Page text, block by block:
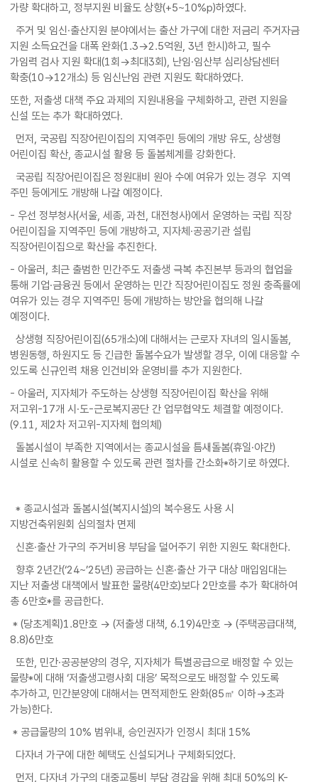
가량 확대하고, 정부지원 비율도 상향(+5~10%p)하였다.
주거 및 임신·출산지원 분야에서는 출산 가구에 대한 저금리 주거자금
지원 소득요건을 대폭 완화(1.3→2.5억원, 3년 한시)하고, 필수
가임력 검사 지원 확대(1회→최대3회), 난임·임산부 심리상담센터
확충(10→12개소) 등 임신난임 관련 지원도 확대하였다.
또한, 저출생 대책 주요 과제의 지원내용을 구체화하고, 관련 지원을
신설 또는 추가 확대하였다.
먼저, 국공립 직장어린이집의 지역주민 등에의 개방 유도, 상생형
어린이집 확산, 종교시설 활용 등 돌봄체계를 강화한다.
국공립 직장어린이집은 정원대비 원아 수에 여유가 있는 경우 지역
주민 등에게도 개방해 나갈 예정이다.
- 우선 정부청사(서울, 세종, 과천, 대전청사)에서 운영하는 국립 직장
어린이집을 지역주민 등에 개방하고, 지자체·공공기관 설립
직장어린이집으로 확산을 추진한다.
- 아울러, 최근 출범한 민간주도 저출생 극복 추진본부 등과의 협업을
통해 기업·금융권 등에서 운영하는 민간 직장어린이집도 정원 충족률에
여유가 있는 경우 지역주민 등에 개방하는 방안을 협의해 나갈
예정이다.
상생형 직장어린이집(65개소)에 대해서는 근로자 자녀의 일시돌봄,
병원동행, 하원지도 등 긴급한 돌봄수요가 발생할 경우, 이에 대응할 수
있도록 신규인력 채용 인건비와 운영비를 추가 지원한다.
- 아울러, 지자체가 주도하는 상생형 직장어린이집 확산을 위해
저고위-17개 시·도-근로복지공단 간 업무협약도 체결할 예정이다.
(9.11, 제2차 저고위-지자체 협의체)
돌봄시설이 부족한 지역에서는 종교시설을 틈새돌봄(휴일·야간)
시설로 신속히 활용할 수 있도록 관련 절차를 간소화*하기로 하였다.
* 종교시설과 돌봄시설(복지시설)의 복수용도 사용 시
지방건축위원회 심의절차 면제
신혼·출산 가구의 주거비용 부담을 덜어주기 위한 지원도 확대한다.
향후 2년간(‘24~’25년) 공급하는 신혼·출산 가구 대상 매입임대는
지난 저출생 대책에서 발표한 물량(4만호)보다 2만호를 추가 확대하여
총 6만호*를 공급한다.
* (당초계획)1.8만호 → (저출생 대책, 6.19)4만호 → (주택공급대책,
8.8)6만호
또한, 민간·공공분양의 경우, 지자체가 특별공급으로 배정할 수 있는
물량*에 대해 ‘저출생고령사회 대응’ 목적으로도 배정할 수 있도록
추가하고, 민간분양에 대해서는 면적제한도 완화(85㎡ 이하→초과
가능)한다.
* 공급물량의 10% 범위내, 승인권자가 인정시 최대 15%
다자녀 가구에 대한 혜택도 신설되거나 구체화되었다.
먼저, 다자녀 가구의 대중교통비 부담 경감을 위해 최대 50%의 K-